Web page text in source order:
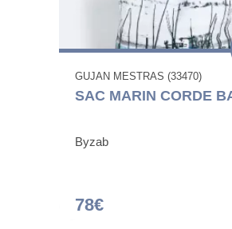
GUJAN MESTRAS (33470)
SAC MARIN CORDE
Byzab
78€